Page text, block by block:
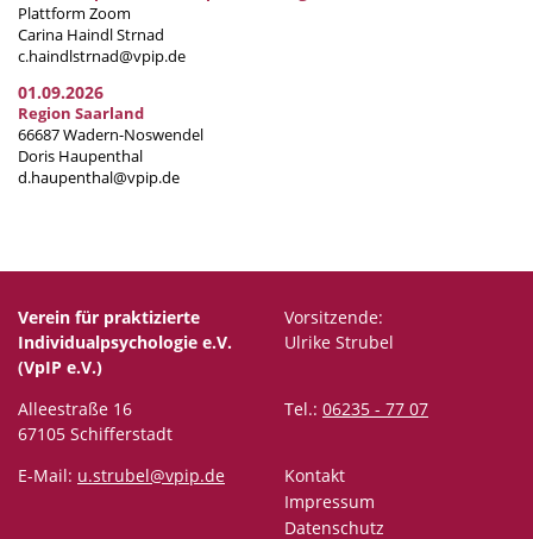
Plattform Zoom
Carina Haindl Strnad
c.haindlstrnad@vpip.de
01.09.2026
Region Saarland
66687 Wadern-Noswendel
Doris Haupenthal
d.haupenthal@vpip.de
Verein für praktizierte
Individualpsychologie e.V.
(VpIP e.V.)
Vorsitzende:
Ulrike Strubel
Alleestraße 16
67105 Schifferstadt
Tel.: 06235 - 77 07
E-Mail: u.strubel@vpip.de
Kontakt
Impressum
Datenschutz